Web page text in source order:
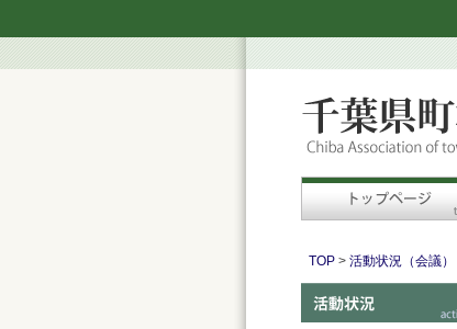
TOP> 活動状況（会議）